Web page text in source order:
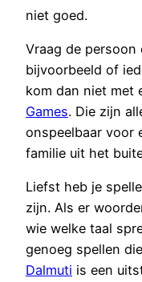
niet goed.
Vraag de
bijvoorbeeld of
kom dan niet met
Games. Die zijn
onspeelbaar voor
familie uit het
Liefst heb je
zijn. Als er
wie welke taal
genoeg spellen
Dalmuti is een